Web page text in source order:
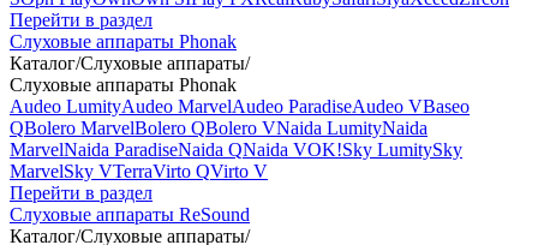
Перейти в раздел
Слуховые аппараты Phonak
Каталог/Слуховые аппараты/
Слуховые аппараты Phonak
Audeo LumityAudeo MarvelAudeo ParadiseAudeo VBaseo
QBolero MarvelBolero QBolero VNaida LumityNaida
MarvelNaida ParadiseNaida QNaida VOK!Sky LumitySky
MarvelSky VTerraVirto QVirto V
Перейти в раздел
Слуховые аппараты ReSound
Каталог/Слуховые аппараты/